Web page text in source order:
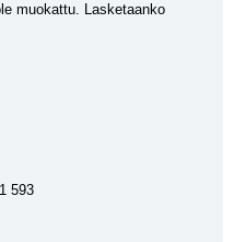
muokattu. Lasketaanko
593